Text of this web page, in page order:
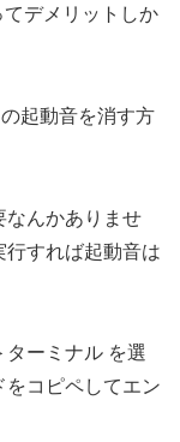
デメリットしか
起動音を消す方
なんかありませ
行すれば起動音は
ーミナル を選
コピペしてエン